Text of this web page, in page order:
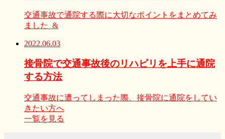
交通事故で通院する際に大切なポイントをまとめてみ
ました &
2022.06.03
接骨院で交通事故後のリハビリを上手に通院
する方法
交通事故に遭ってしまった際、接骨院に通院をしてい
きたい方へ
一覧を見る